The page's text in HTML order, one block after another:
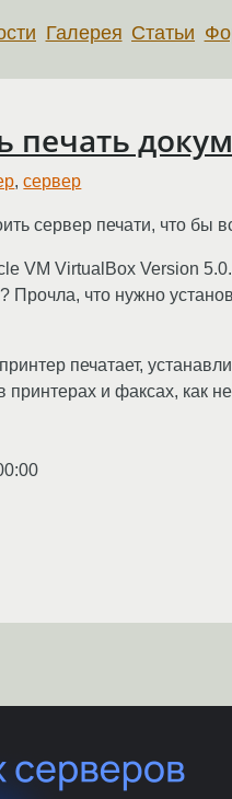
Галерея Статьи
печать
,сервер
сервер печати, что бы
VM VirtualBox Version
что нужно
печатает,
принтерах и факсах, как